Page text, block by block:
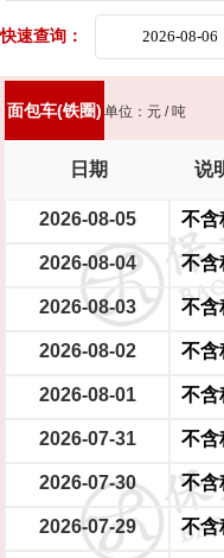
货车(8吨以上)(集装箱、自卸车
新能源轿车（铝圈） 新能源
大型电瓶车
快速查询：
面包车(铁圈) 单位：元 / 吨
日期 说
2026-08-05 不含
2026-08-04 不含
2026-08-03 不含
2026-08-02 不含
2026-08-01 不含
2026-07-31 不含
2026-07-30 不含
2026-07-29 不含